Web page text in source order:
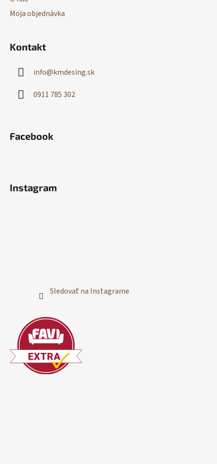
Moja objednávka
Kontakt
info@kmdesing.sk
0911 785 302
Facebook
Instagram
Sledovať na Instagrame